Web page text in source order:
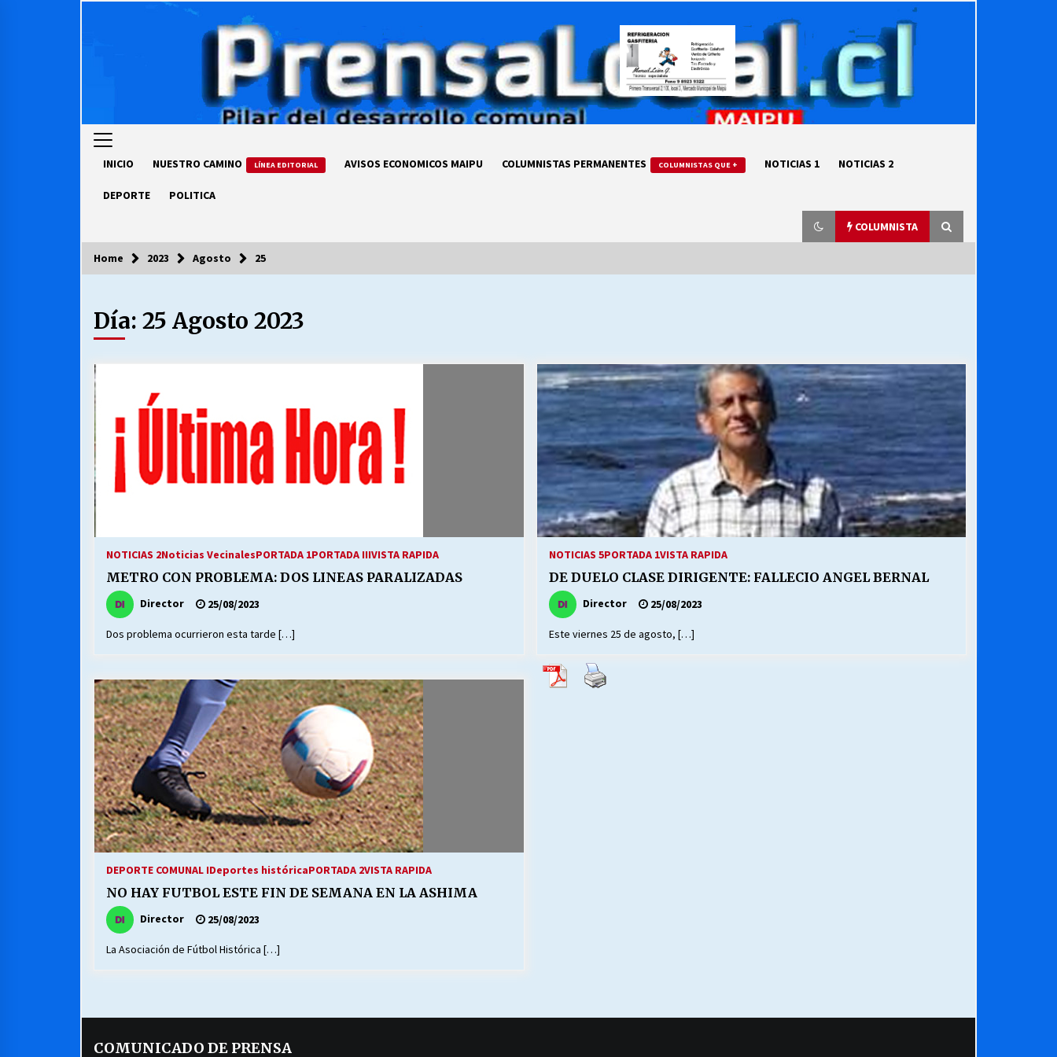
INICIO NUESTRO CAMINO LÍNEA EDITORIAL AVISOS ECONOMICOS MAIPU COLUMNISTAS PERMANENTES COLUMNISTAS QUE + NOTICIAS 1 NOTICIAS 2
DEPORTE POLITICA
COLUMNISTA
COLUMNISTA
Ya se ordenaron las cuentas de
luz… ¿Y cuándo van a bajar?
13/07/2026
Escuela hospitalaria El Carmen de
25/06/2026
¿Qué habrían dicho?
23/06/2026
VOLVER A SER ALTERNATIVA
16/06/2026
MUNICIPALIDADES, HONORARIOS,
28/05/2026
Releyendo la Rerum Novarum a 135
años. “La cuestión social hoy”.
16/05/2026
30/04/2026
¿Asesores con doble sueldo? Chile y sus segmentos de la riqueza
Home 2023 Agosto 25
Día: 25 Agosto 2023
NOTICIAS 2Noticias VecinalesPORTADA 1PORTADA IIIVISTA RAPIDA
METRO CON PROBLEMA: DOS LINEAS PARALIZADAS
Director 25/08/2023
Dos problema ocurrieron esta tarde […]
NOTICIAS 5PORTADA 1VISTA RAPIDA
DE DUELO CLASE DIRIGENTE: FALLECIO ANGEL BERNAL
Director 25/08/2023
Este viernes 25 de agosto, […]
DEPORTE COMUNAL IDeportes históricaPORTADA 2VISTA RAPIDA
NO HAY FUTBOL ESTE FIN DE SEMANA EN LA ASHIMA
Director 25/08/2023
La Asociación de Fútbol Histórica […]
COMUNICADO DE PRENSA